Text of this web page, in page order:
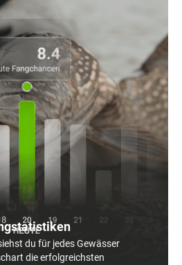
du für jedes Gewässer
die erfolgreichsten